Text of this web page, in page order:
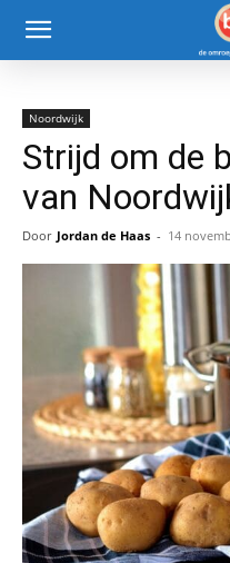
Noordwijk
Strijd om de
van
Door Jordan de Haas - 14